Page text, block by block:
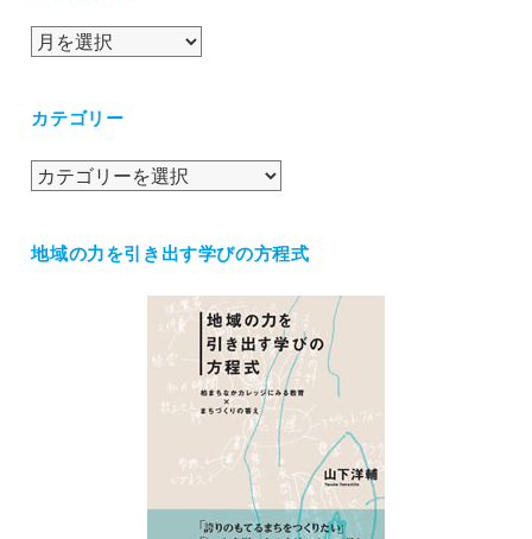
ア
イ
カテゴリー
カ
リ
地域の力を引き出す学びの方程式